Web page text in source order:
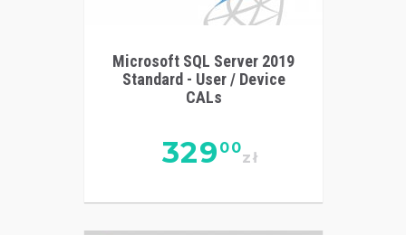
Microsoft SQL Server 2019
Standard - User / Device
CALs
329 00
zł